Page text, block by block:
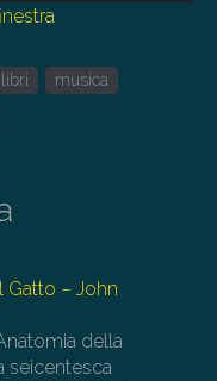
libri
musica
Gatto – John
della
seicentesca